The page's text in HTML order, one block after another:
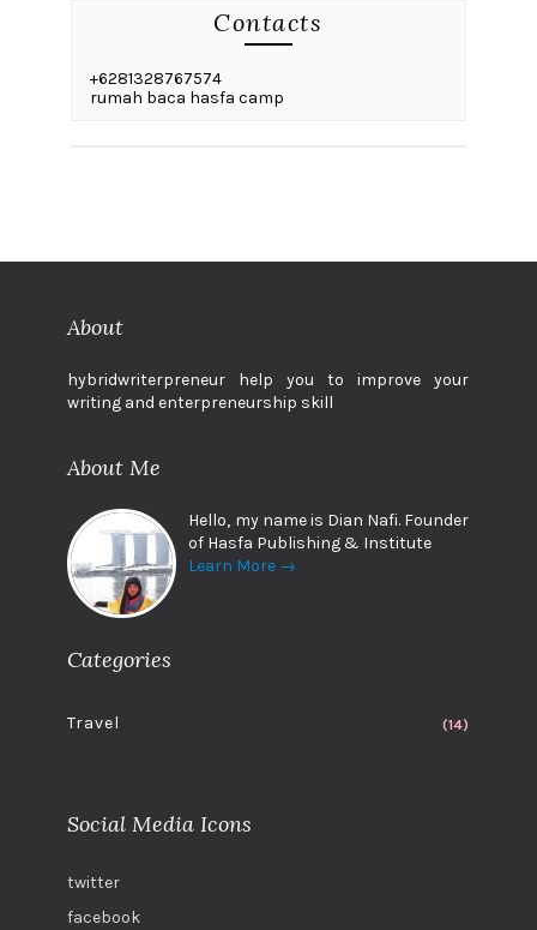
Contacts
+6281328767574
rumah baca hasfa camp
About
hybridwriterpreneur help you to improve your
writing and enterpreneurship skill
About Me
Hello, my name is Dian Nafi. Founder
of Hasfa Publishing & Institute
Learn More →
Categories
Travel (14)
Social Media Icons
twitter
facebook